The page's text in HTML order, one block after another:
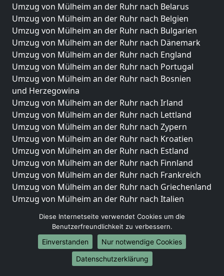
Umzug von Mülheim an der Ruhr nach Belarus
Umzug von Mülheim an der Ruhr nach Belgien
Umzug von Mülheim an der Ruhr nach Bulgarien
Umzug von Mülheim an der Ruhr nach Dänemark
Umzug von Mülheim an der Ruhr nach England
Umzug von Mülheim an der Ruhr nach Portugal
Umzug von Mülheim an der Ruhr nach Bosnien
und Herzegowina
Umzug von Mülheim an der Ruhr nach Irland
Umzug von Mülheim an der Ruhr nach Lettland
Umzug von Mülheim an der Ruhr nach Zypern
Umzug von Mülheim an der Ruhr nach Kroatien
Umzug von Mülheim an der Ruhr nach Estland
Umzug von Mülheim an der Ruhr nach Finnland
Umzug von Mülheim an der Ruhr nach Frankreich
Umzug von Mülheim an der Ruhr nach Griechenland
Umzug von Mülheim an der Ruhr nach Italien
Umzug von Mülheim an der Ruhr nach Luxemburg
Umzug von Mülheim an der Ruhr nach Niederlande
Umzug von Mülheim an der Ruhr nach Norwegen
Umzüge-Deutschlandweit
Diese Internetseite verwendet Cookies um die
Benutzerfreundlichkeit zu verbessern.
Einverstanden
Nur notwendige Cookies
Datenschutzerklärung